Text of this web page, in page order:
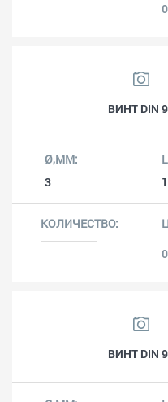
ВИНТ DIN
3
ВИНТ DIN